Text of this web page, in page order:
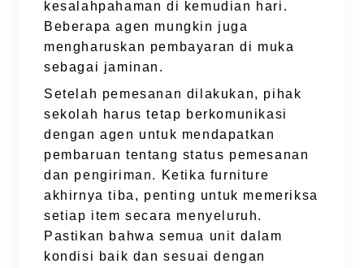
kesalahpahaman di kemudian hari.
Beberapa agen mungkin juga
mengharuskan pembayaran di muka
sebagai jaminan.
Setelah pemesanan dilakukan, pihak
sekolah harus tetap berkomunikasi
dengan agen untuk mendapatkan
pembaruan tentang status pemesanan
dan pengiriman. Ketika furniture
akhirnya tiba, penting untuk memeriksa
setiap item secara menyeluruh.
Pastikan bahwa semua unit dalam
kondisi baik dan sesuai dengan